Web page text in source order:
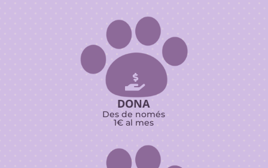

DONA
Des de només
1€ al mes